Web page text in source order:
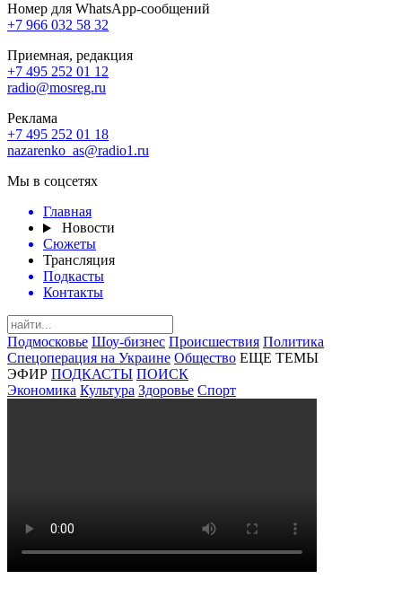
Номер для WhatsApp-сообщений
+7 966 032 58 32
Приемная, редакция
+7 495 252 01 12
radio@mosreg.ru
Реклама
+7 495 252 01 18
nazarenko_as@radio1.ru
Мы в соцсетях
Главная
Новости
Сюжеты
Трансляция
Подкасты
Контакты
Подмосковье Шоу-бизнес Происшествия Политика
Спецоперация на Украине Общество ЕЩЕ ТЕМЫ
ЭФИР ПОДКАСТЫ ПОИСК
Экономика Культура Здоровье Спорт